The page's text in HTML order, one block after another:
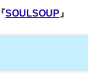
SOULSOUP 』